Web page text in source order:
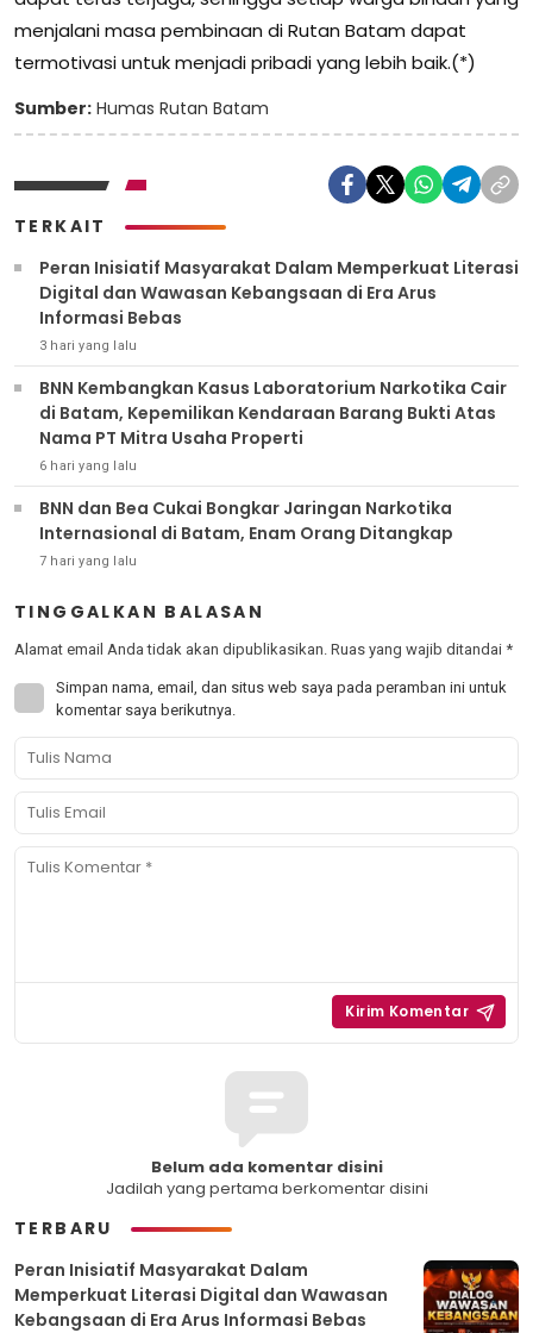
menjalani masa pembinaan di Rutan Batam dapat
termotivasi untuk menjadi pribadi yang lebih baik.(*)
Sumber: Humas Rutan Batam
TERKAIT
Peran Inisiatif Masyarakat Dalam Memperkuat Literasi
Digital dan Wawasan Kebangsaan di Era Arus
Informasi Bebas
3 hari yang lalu
BNN Kembangkan Kasus Laboratorium Narkotika Cair
di Batam, Kepemilikan Kendaraan Barang Bukti Atas
Nama PT Mitra Usaha Properti
6 hari yang lalu
BNN dan Bea Cukai Bongkar Jaringan Narkotika
Internasional di Batam, Enam Orang Ditangkap
7 hari yang lalu
TINGGALKAN BALASAN
Alamat email Anda tidak akan dipublikasikan. Ruas yang wajib ditandai *
Simpan nama, email, dan situs web saya pada peramban ini untuk
komentar saya berikutnya.
Belum ada komentar disini
Jadilah yang pertama berkomentar disini
TERBARU
Peran Inisiatif Masyarakat Dalam
Memperkuat Literasi Digital dan Wawasan
Kebangsaan di Era Arus Informasi Bebas